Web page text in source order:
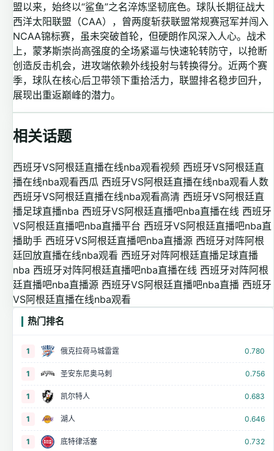
盟以来，始终以“鲨鱼”之名淬炼坚韧底色。球队长期征战大
西洋太阳联盟（CAA），曾两度斩获联盟常规赛冠军并闯入
NCAA锦标赛，虽未突破首轮，但硬朗作风深入人心。战术
上，蒙茅斯崇尚高强度的全场紧逼与快速轮转防守，以抢断
创造反击机会，进攻端依赖外线投射与转换得分。近两个赛
季，球队在核心后卫带领下重拾活力，联盟排名稳步回升，
展现出重返巅峰的潜力。
相关话题
西班牙VS阿根廷直播在线nba观看视频 西班牙VS阿根廷直
播在线nba观看西瓜 西班牙VS阿根廷直播在线nba观看人数
西班牙VS阿根廷直播在线nba观看高清 西班牙VS阿根廷直
播足球直播nba 西班牙VS阿根廷直播吧nba直播在线 西班牙
VS阿根廷直播吧nba直播平台 西班牙VS阿根廷直播吧nba直
播助手 西班牙VS阿根廷直播吧nba直播源 西班牙对阵阿根
廷回放直播在线nba观看 西班牙对阵阿根廷直播足球直播
nba 西班牙对阵阿根廷直播吧nba直播在线 西班牙对阵阿根
廷直播吧nba直播源 西班牙VS阿根廷直播吧nba直播 西班牙
VS阿根廷直播在线nba观看
热门排名
1 俄克拉荷马城雷霆 0.780
1 圣安东尼奥马刺 0.756
1 凯尔特人 0.683
1 湖人 0.646
1 底特律活塞 0.732